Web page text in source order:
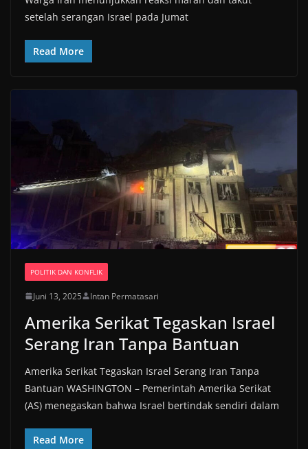
setelah serangan Israel pada Jumat
Read More
POLITIK DAN KONFLIK
Juni 13, 2025 Intan Permatasari
Amerika Serikat Tegaskan Israel
Serang Iran Tanpa Bantuan
Amerika Serikat Tegaskan Israel Serang Iran Tanpa
Bantuan WASHINGTON – Pemerintah Amerika Serikat
(AS) menegaskan bahwa Israel bertindak sendiri dalam
Read More